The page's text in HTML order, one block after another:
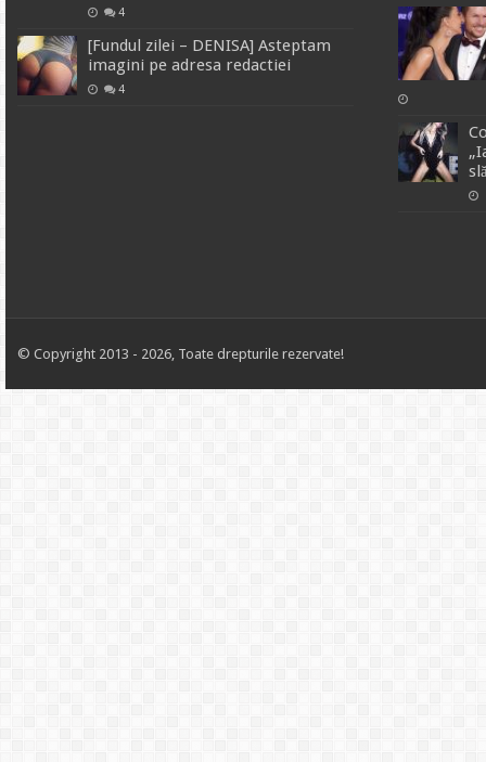
4
[Fundul zilei – DENISA] Asteptam
imagini pe adresa redactiei
4
© Copyright 2013 - 2026, Toate drepturile rezervate!